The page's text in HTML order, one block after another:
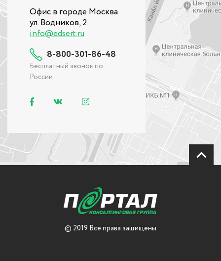
Офис в городе Москва
ул. Водников, 2
info@edsert.ru
8-800-301-86-48
Бесплатный звонок по
России
© 2019 Все права защищены